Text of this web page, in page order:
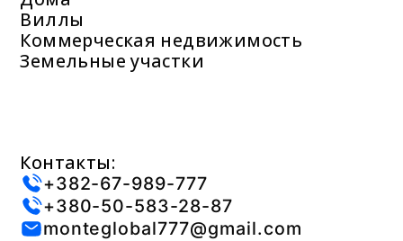
Виллы
Коммерческая недвижимость
Земельные участки
Контакты:
+382-67-989-777
+380-50-583-28-87
monteglobal777@gmail.com